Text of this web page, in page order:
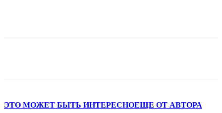
ЭТО МОЖЕТ БЫТЬ ИНТЕРЕСНОЕЩЕ ОТ АВТОРА